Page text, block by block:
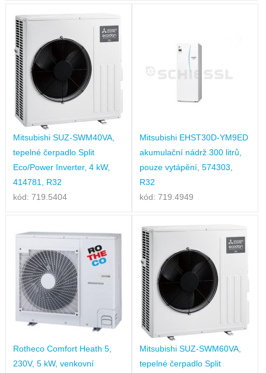
Mitsubishi SUZ-SWM40VA,
tepelné čerpadlo Split
Eco/Power Inverter, 4 kW,
414781, R32
kód: 719.5404
Mitsubishi EHST30D-YM9ED
akumulační nádrž 300 litrů,
pouze vytápění, 574303,
R32
kód: 719.4949
Rotheco Comfort Heath 5,
230V, 5 kW, venkovní
Mitsubishi SUZ-SWM60VA,
tepelné čerpadlo Split